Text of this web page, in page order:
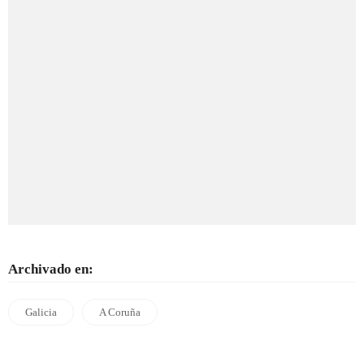
Archivado en:
Galicia A Coruña